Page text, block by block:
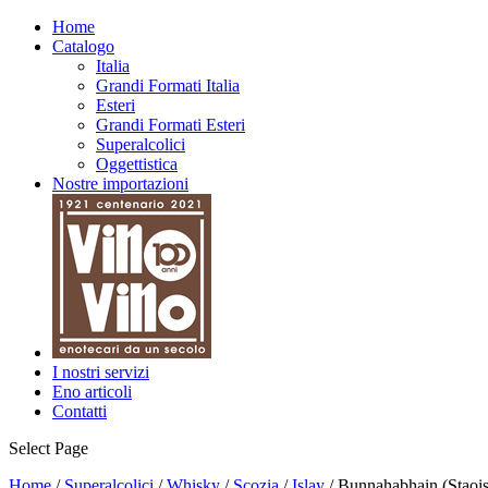
Home
Catalogo
Italia
Grandi Formati Italia
Esteri
Grandi Formati Esteri
Superalcolici
Oggettistica
Nostre importazioni
I nostri servizi
Eno articoli
Contatti
Select Page